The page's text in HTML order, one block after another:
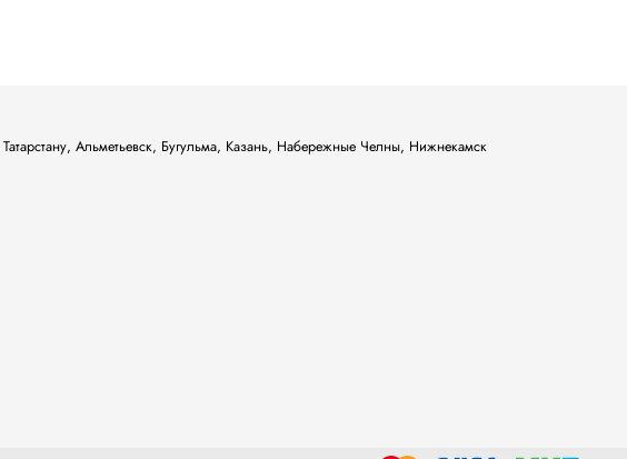
Альметьевск, Бугульма, Казань, Набережные Челны, Нижнекамск